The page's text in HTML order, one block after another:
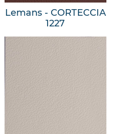
Lemans - CORTECCIA
1227